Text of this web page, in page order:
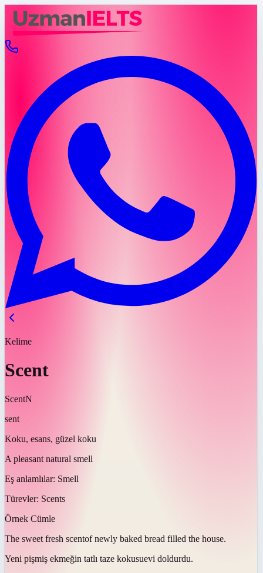
Kelime
Scent
ScentN
sent
Koku, esans, güzel koku
A pleasant natural smell
Eş anlamlılar: Smell
Türevler: Scents
Örnek Cümle
The sweet fresh scentof newly baked bread filled the house.
Yeni pişmiş ekmeğin tatlı taze kokusuevi doldurdu.